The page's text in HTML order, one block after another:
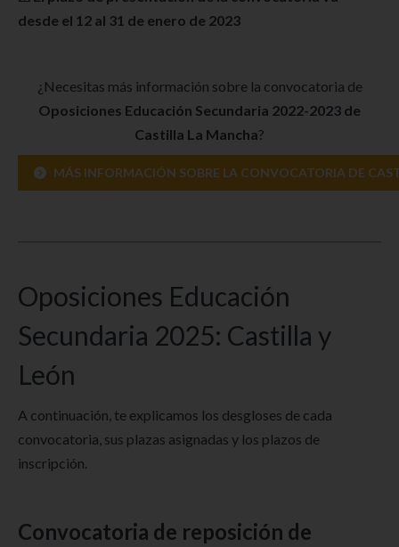
desde el 12 al 31 de enero de 2023
¿Necesitas más información sobre la convocatoria de
Oposiciones Educación Secundaria 2022-2023 de
Castilla La Mancha?
MÁS INFORMACIÓN SOBRE LA CONVOCATORIA DE
Oposiciones Educación
Secundaria 2025: Castilla y
León
A continuación, te explicamos los desgloses de cada
convocatoria, sus plazas asignadas y los plazos de
inscripción.
Convocatoria de reposición de